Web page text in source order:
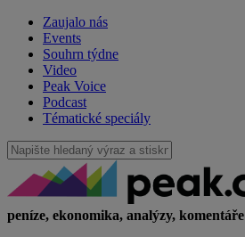
Zaujalo nás
Events
Souhrn týdne
Video
Peak Voice
Podcast
Tématické speciály
peníze, ekonomika, analýzy, komentáře